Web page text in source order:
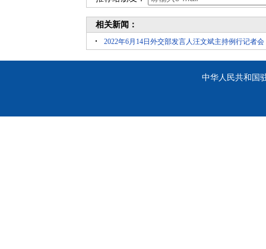
相关新闻：
2022年6月14日外交部发言人汪文斌主持例行记者会
中华人民共和国